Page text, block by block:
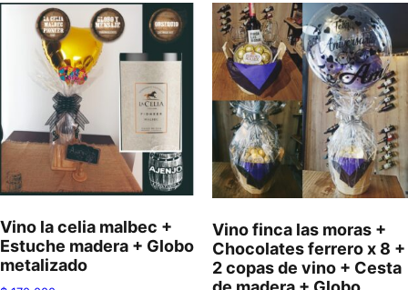
Vino la celia malbec +
Estuche madera + Globo
metalizado
Vino finca las moras +
Chocolates ferrero x 8 +
2 copas de vino + Cesta